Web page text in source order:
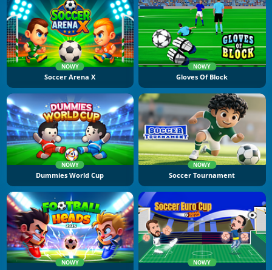
NOWY
Soccer Arena X
NOWY
Gloves Of Block
NOWY
Dummies World Cup
NOWY
Soccer Tournament
NOWY NOWY